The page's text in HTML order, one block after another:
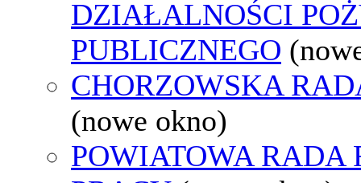
DZIAŁALNOŚCI
PUBLICZNEGO
CHORZOWSKA
(nowe okno)
POWIATOWA RADA